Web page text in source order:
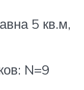
5 кв.м,
N=9